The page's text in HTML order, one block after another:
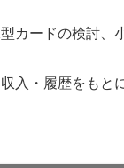
カードの検討、
入・履歴をもと